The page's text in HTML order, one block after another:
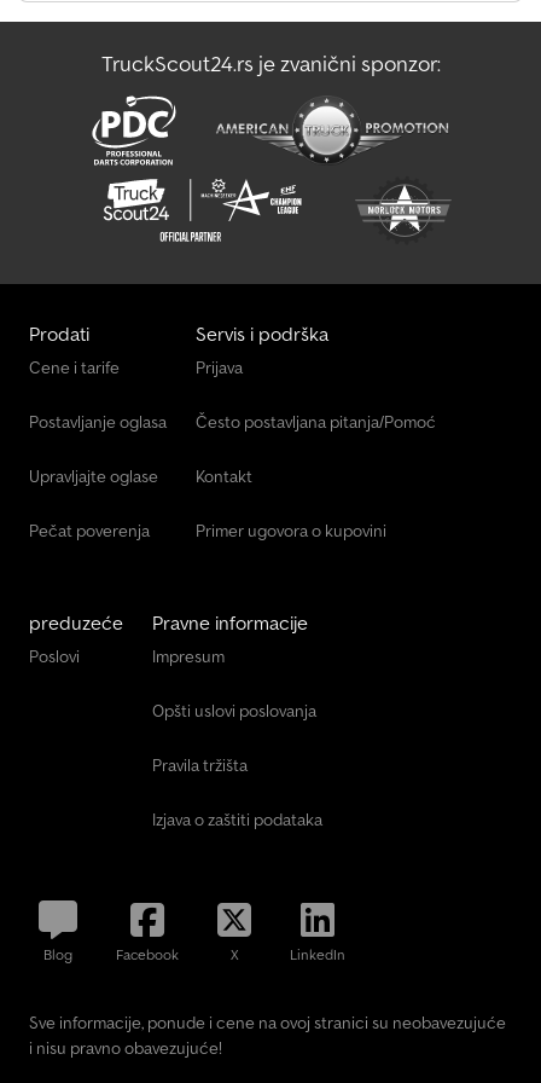
Transporter Za Staklo
Маневарско Возило
TruckScout24.rs je zvanični sponzor:
Prodati
Cene i tarife
Postavljanje oglasa
Upravljajte oglase
Pečat poverenja
Servis i podrška
Prijava
Često postavljana pitanja/Pomoć
Kontakt
Primer ugovora o kupovini
preduzeće
Poslovi
Pravne informacije
Impresum
Opšti uslovi poslovanja
Pravila tržišta
Izjava o zaštiti podataka
Blog Facebook X LinkedIn
Sve informacije, ponude i cene na ovoj stranici su neobavezujuće
i nisu pravno obavezujuće!